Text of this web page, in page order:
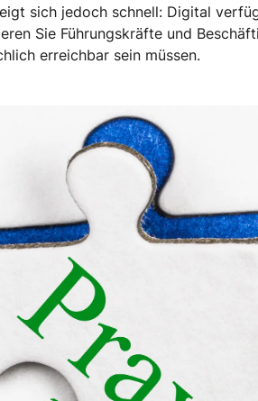
sich jedoch schnell: Digital
Sie Führungskräfte und
erreichbar sein müssen.